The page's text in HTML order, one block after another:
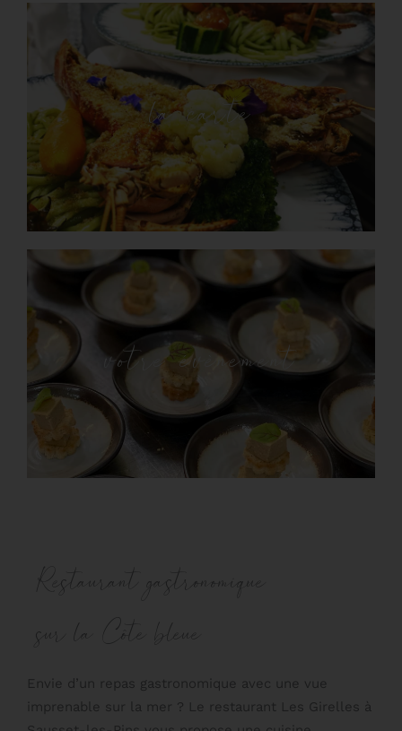
la carte
votre évènement
Restaurant gastronomique
sur la Côte bleue
Envie d’un repas gastronomique avec une vue
imprenable sur la mer ? Le restaurant Les Girelles à